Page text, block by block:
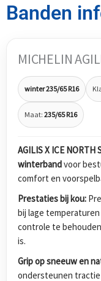
Banden
MICHELIN
winter 235/65 R16
Maat: 235/65 R16
AGILIS X ICE NORTH
winterbandvoor
comfort en
Prestaties bij kou:
bij lage
controle te
is.
Grip op sneeuw en
ondersteunen